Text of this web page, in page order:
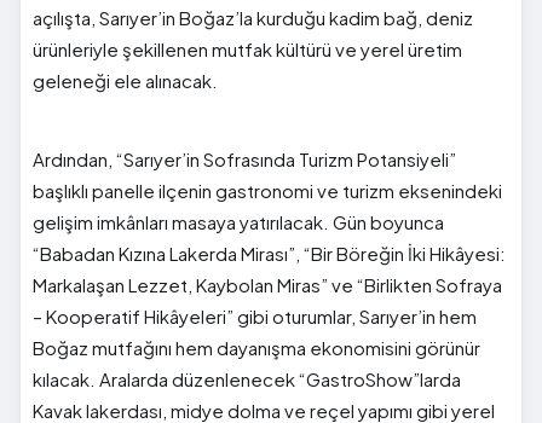
açılışta, Sarıyer’in Boğaz’la kurduğu kadim bağ, deniz
ürünleriyle şekillenen mutfak kültürü ve yerel üretim
geleneği ele alınacak.
Ardından, “Sarıyer’in Sofrasında Turizm Potansiyeli”
başlıklı panelle ilçenin gastronomi ve turizm eksenindeki
gelişim imkânları masaya yatırılacak. Gün boyunca
“Babadan Kızına Lakerda Mirası”, “Bir Böreğin İki Hikâyesi:
Markalaşan Lezzet, Kaybolan Miras” ve “Birlikten Sofraya
– Kooperatif Hikâyeleri” gibi oturumlar, Sarıyer’in hem
Boğaz mutfağını hem dayanışma ekonomisini görünür
kılacak. Aralarda düzenlenecek “GastroShow”larda
Kavak lakerdası, midye dolma ve reçel yapımı gibi yerel